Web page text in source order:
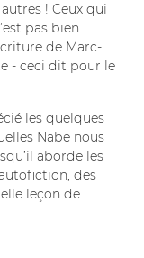
! Ceux qui
pas bien
de Marc-
- ceci dit pour le
les quelques
Nabe nous
aborde les
des
leçon de